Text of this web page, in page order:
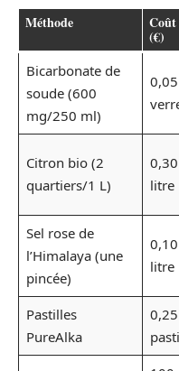
Méthode Coût
(€)
Bicarbonate de
soude (600
mg/250 ml)
Citron bio (2
quartiers/1 L)
litre
Sel rose de
l’Himalaya (une
pincée)
litre
Pastilles
PureAlka